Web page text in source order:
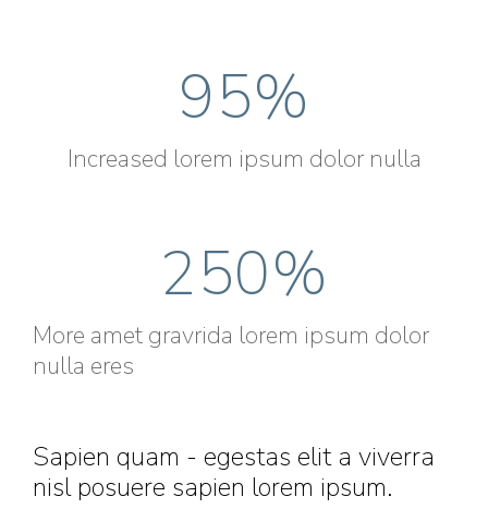
Sapien quam - egestas elit a viverra
nisl posuere sapien lorem ipsum.
Increased lorem ipsum dolor nulla
95%
More amet gravrida lorem ipsum dolor
nulla eres
250%